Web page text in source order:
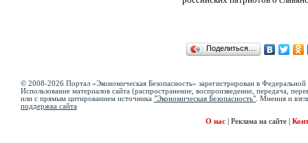
Поделиться…
© 2008-2026 Портал «Экономическая Безопасность» зарегистрирован в
Использование материалов сайта (распространение, воспроизведение, передача,
или с прямым цитированием источника "Экономическая Безопасность" . Мнения и
поддержка сайта
О нас
Реклама на сайте